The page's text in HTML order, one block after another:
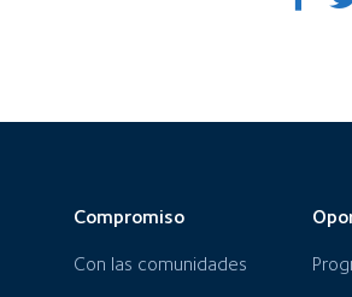
Compromiso
Con las comunidades